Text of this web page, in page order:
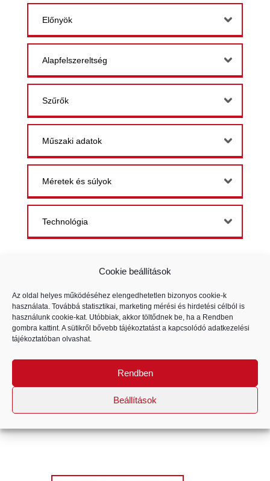
Cookie beállítások
Az oldal helyes működéséhez elengedhetetlen bizonyos cookie-k
használata. Továbbá statisztikai, marketing mérési és hirdetési célból is
használunk cookie-kat. Utóbbiak, akkor töltődnek be, ha a Rendben
gombra kattint. A sütikről bővebb tájékoztatást a kapcsolódó adatkezelési
tájékoztatóban olvashat.
Rendben
Beállítások
Előnyök
Alapfelszereltség
Szűrők
Műszaki adatok
Méretek és súlyok
Technológia
Elérhető az Euronics áruházakban és
webáruházban.